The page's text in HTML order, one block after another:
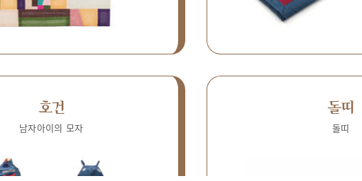
호건
남자아이의 모자
돌띠
돌띠